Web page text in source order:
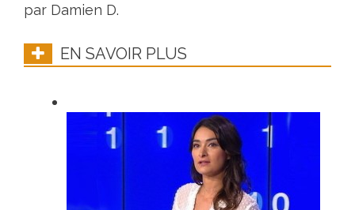
par Damien D.
EN SAVOIR PLUS